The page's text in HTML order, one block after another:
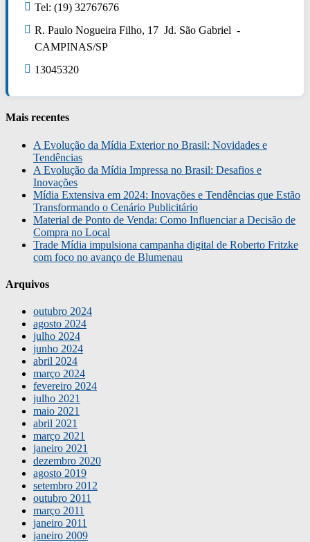
Tel: (19) 32767676
R. Paulo Nogueira Filho, 17 Jd. São Gabriel -
CAMPINAS/SP
13045320
Mais recentes
A Evolução da Mídia Exterior no Brasil: Novidades e
Tendências
A Evolução da Mídia Impressa no Brasil: Desafios e
Inovações
Mídia Extensiva em 2024: Inovações e Tendências que Estão
Transformando o Cenário Publicitário
Material de Ponto de Venda: Como Influenciar a Decisão de
Compra no Local
Trade Mídia impulsiona campanha digital de Roberto Fritzke
com foco no avanço de Blumenau
Arquivos
outubro 2024
agosto 2024
julho 2024
junho 2024
abril 2024
março 2024
fevereiro 2024
julho 2021
maio 2021
abril 2021
março 2021
janeiro 2021
dezembro 2020
agosto 2019
setembro 2012
outubro 2011
março 2011
janeiro 2011
janeiro 2009